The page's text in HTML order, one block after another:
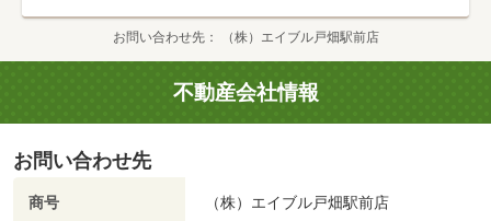
お問い合わせ先 （株）エイブル戸畑駅前店
不動産会社情報
お問い合わせ先
商号 （株）エイブル戸畑駅前店